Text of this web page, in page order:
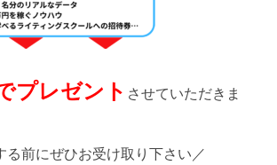
プレゼント させていただきま
る前にぜひお受け取り下さい／